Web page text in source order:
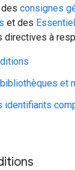
consignes
et des
directives à
et
identifiants